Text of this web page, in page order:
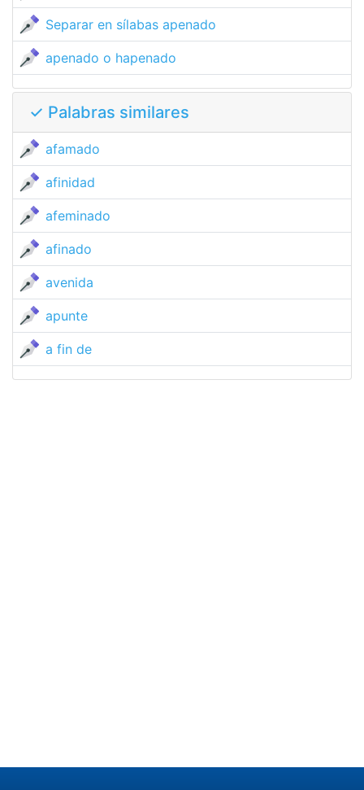
Separar en sílabas apenado
apenado o hapenado
✓ Palabras similares
afamado
afinidad
afeminado
afinado
avenida
apunte
a fin de